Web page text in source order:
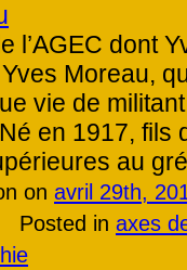
l’AGEC dont
Moreau,
vie de
en 1917, fils
au
on avril 29th,
Posted in axes